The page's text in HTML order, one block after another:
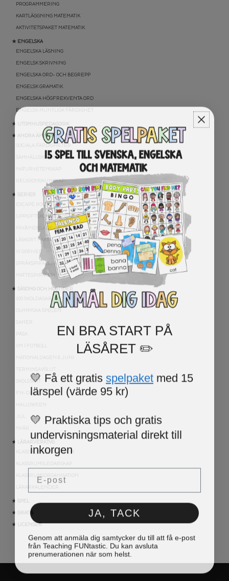
PROGRAMMERING
KARTLÄGGNING MATEMATIK
AKTIVITETSPAKET MATEMATIK
★ ENGELSKA
ENGELSKA LÄSNING
ENGELSK SKRIVNING
ENGELSKA ORD- OCH BEGREPP
ENGELSK GRAMATIK
ENGELSKA HÖGFREKVENTA ORD
ENGELSK MUNTLIGA FÄRDIGHET
★ UTOMHUSPEDAGOGIK
★ ANDRA ÄMNEN
SOCIALA FÄRDIGHETER
SAMHÄLLSKUNSKAP
NATURVETENSKAP
RELIGIONSKUNSKAP
★ SERIER
ESCAPE ROOMS
UPPGIFTSKORT SVENSKA
NIVÅINDELADE LÄSTEXTER
LÄSKORT FAKTA
VI SKRIVER
SPRÅKSPIRALEN
MATTESPIRALEN
★ SÄSONG OCH HÖGTIDER
OLYMPISKA SPELEN
VM I FOTBOLL
NATIONALDAGEN 6 JUNI
TERMINSAVSLUT
SKOLSTART
FN-DAGEN
★ LÄRARVERKTYG
KLASSRUMSDEKORATION
KLASSRUMSORGANISATION
★ SPEL
★ GRATIS
★ LICENSER
EN BRA START PÅ
LÄSÅRET ✏️
💛 Få ett gratis spelpaket med 15
lärspel (värde 95 kr)
💛 Praktiska tips och gratis
undervisningsmaterial direkt till
inkorgen
Email
JA, TACK
Genom att anmäla dig samtycker du till att få e-post
från Teaching FUNtastic. Du kan avsluta
prenumerationen när som helst.